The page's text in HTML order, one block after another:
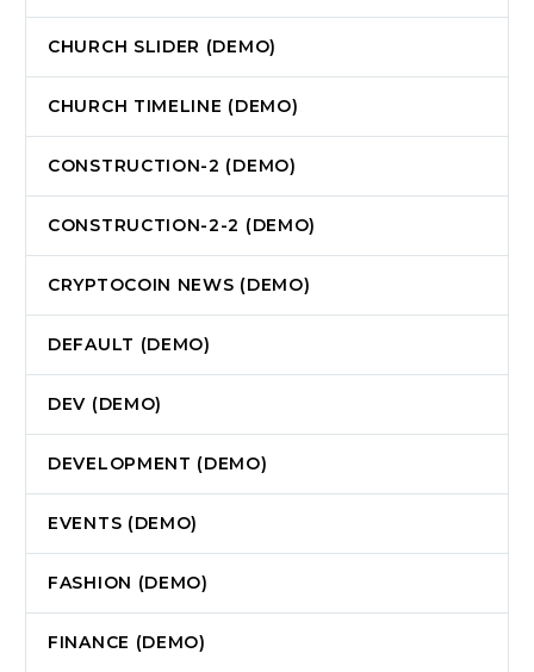
CHURCH SLIDER (DEMO)
CHURCH TIMELINE (DEMO)
CONSTRUCTION-2 (DEMO)
CONSTRUCTION-2-2 (DEMO)
CRYPTOCOIN NEWS (DEMO)
DEFAULT (DEMO)
DEV (DEMO)
DEVELOPMENT (DEMO)
EVENTS (DEMO)
FASHION (DEMO)
FINANCE (DEMO)